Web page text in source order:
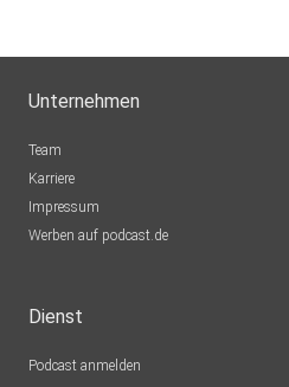
Unternehmen
Team
Karriere
Impressum
Werben auf podcast.de
Dienst
Podcast anmelden